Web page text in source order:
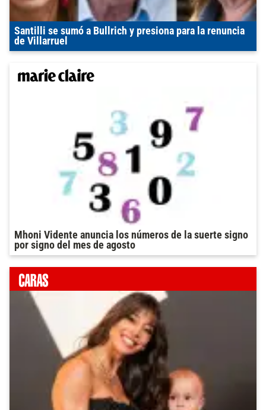
Santilli se sumó a Bullrich y presiona para la renuncia
de Villarruel
Mhoni Vidente anuncia los números de la suerte signo
por signo del mes de agosto